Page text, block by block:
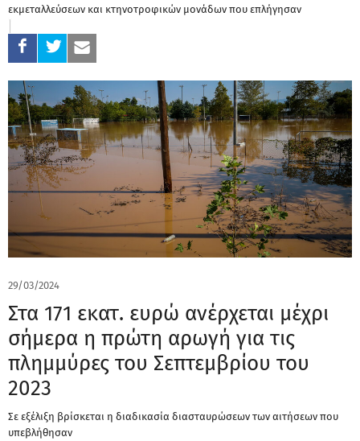
εκμεταλλεύσεων και κτηνοτροφικών μονάδων που επλήγησαν
29/03/2024
Στα 171 εκατ. ευρώ ανέρχεται μέχρι
σήμερα η πρώτη αρωγή για τις
πλημμύρες του Σεπτεμβρίου του
2023
Σε εξέλιξη βρίσκεται η διαδικασία διασταυρώσεων των αιτήσεων που
υπεβλήθησαν